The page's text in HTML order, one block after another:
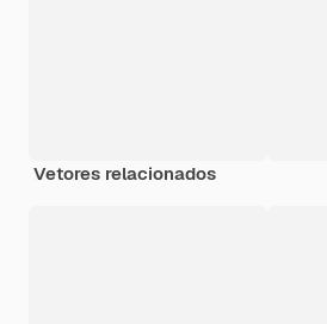
Vetores relacionados